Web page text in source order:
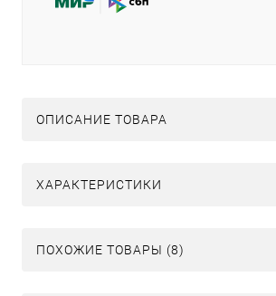
ОПИСАНИЕ ТОВАРА
ХАРАКТЕРИСТИКИ
ПОХОЖИЕ ТОВАРЫ (8)